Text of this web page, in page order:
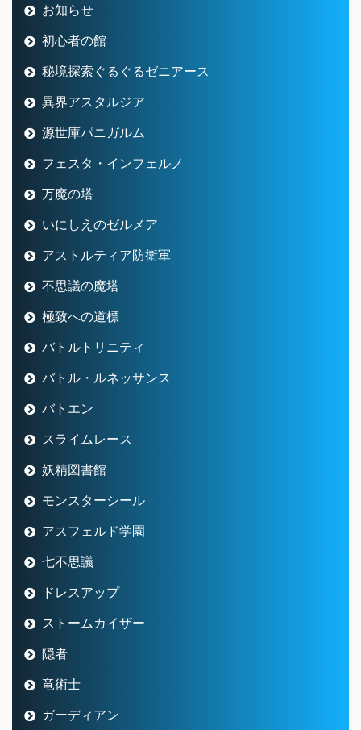
お知らせ
初心者の館
秘境探索ぐるぐるゼニアース
異界アスタルジア
源世庫パニガルム
フェスタ・インフェルノ
万魔の塔
いにしえのゼルメア
アストルティア防衛軍
不思議の魔塔
極致への道標
バトルトリニティ
バトル・ルネッサンス
バトエン
スライムレース
妖精図書館
モンスターシール
アスフェルド学園
七不思議
ドレスアップ
ストームカイザー
隠者
竜術士
ガーディアン